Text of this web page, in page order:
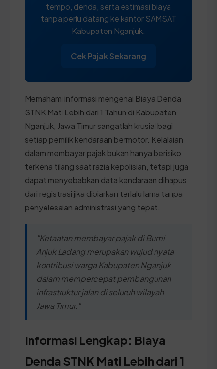
tempo, denda, serta estimasi biaya
tanpa perlu datang ke kantor SAMSAT
Kabupaten Nganjuk.
Cek Pajak Sekarang
Memahami informasi mengenai Biaya Denda
STNK Mati Lebih dari 1 Tahun di Kabupaten
Nganjuk, Jawa Timur sangatlah krusial bagi
setiap pemilik kendaraan bermotor. Kelalaian
dalam membayar pajak bukan hanya berisiko
terkena tilang saat razia kepolisian, tetapi juga
dapat menyebabkan data kendaraan dihapus
dari registrasi jika dibiarkan terlalu lama tanpa
penyelesaian administrasi yang tepat.
"Ketaatan membayar pajak di Bumi
Anjuk Ladang merupakan wujud nyata
kontribusi warga Kabupaten Nganjuk
dalam mempercepat pembangunan
infrastruktur jalan di seluruh wilayah
Jawa Timur."
Informasi Lengkap: Biaya
Denda STNK Mati Lebih dari 1